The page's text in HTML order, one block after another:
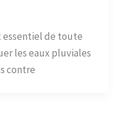
essentiel de toute
les eaux pluviales
contre